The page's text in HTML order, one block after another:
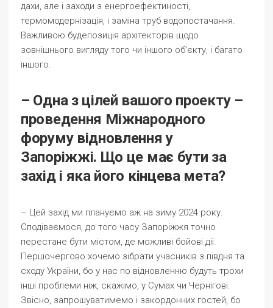
дахи, але і заходи з енергоефектиності,
термомодернізація, і заміна труб водопостачання.
Важливою будепозиція архітекторів щодо
зовнішнього вигляду того чи іншого об’єкту, і багато
іншого.
– Одна з цілей вашого проекту –
проведення Міжнародного
форуму відновлення у
Запоріжжі. Що це має бути за
захід і яка його кінцева мета?
– Цей захід ми плануємо аж на зиму 2024 року.
Сподіваємося, до того часу Запоріжжя точно
перестане бути містом, де можливі бойові дії.
Першочергово хочемо зібрати учасників з півдня та
сходу України, бо у нас по відновленню будуть трохи
інші проблеми ніж, скажімо, у Сумах чи Чернігові.
Звісно, запрошуватимемо і закордонних гостей, бо